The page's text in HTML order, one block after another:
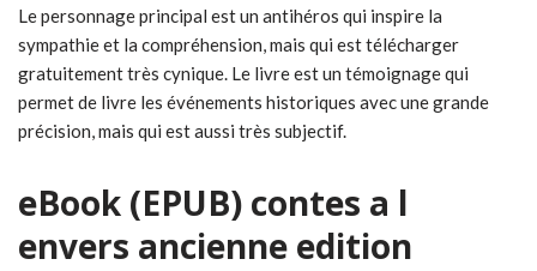
Le personnage principal est un antihéros qui inspire la
sympathie et la compréhension, mais qui est télécharger
gratuitement très cynique. Le livre est un témoignage qui
permet de livre les événements historiques avec une grande
précision, mais qui est aussi très subjectif.
eBook (EPUB) contes a l
envers ancienne edition